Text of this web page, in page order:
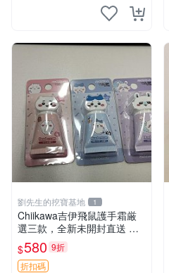
劉先生的挖寶基地 1
Chiikawa吉伊飛鼠護手霜厳
選三款，全新未開封直送 飛
鼠 護手霜 吉伊三款 新貨
$580 9折
折扣碼